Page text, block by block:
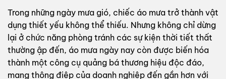
Trong những ngày mưa gió, chiếc áo mưa trở thành vật
dụng thiết yếu không thể thiếu. Nhưng không chỉ dừng
lại ở chức năng phòng tránh các sự kiện thời tiết thất
thường ập đến, áo mưa ngày nay còn được biến hóa
thành một công cụ quảng bá thương hiệu độc đáo,
mang thông điệp của doanh nghiệp đến gần hơn với